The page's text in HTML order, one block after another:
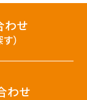
わせ
）
わせ